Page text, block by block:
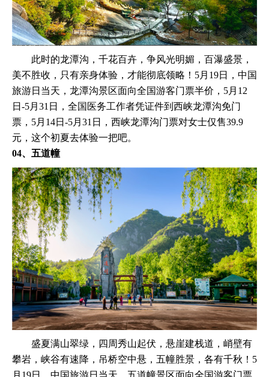
此时的龙潭沟，千花百卉，争风光明媚，百瀑盛景，
美不胜收，只有亲身体验，才能彻底领略！5月19日，中国
旅游日当天，龙潭沟景区面向全国游客门票半价，5月12
日-5月31日，全国医务工作者凭证件到西峡龙潭沟免门
票，5月14日-5月31日，西峡龙潭沟门票对女士仅售39.9
元，这个初夏去体验一把吧。
04、五道幢
盛夏满山翠绿，四周秀山起伏，悬崖建栈道，峭壁有
攀岩，峡谷有速降，吊桥空中悬，五幢胜景，各有千秋！5